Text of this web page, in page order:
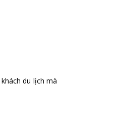
du lịch mà